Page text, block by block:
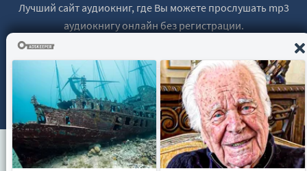
Ýíåðãèÿ íàøèõ ìûñëåé
Ýíåðãèÿ íàøèõ ìûñëåé
Ýíåðãèÿ íàøèõ ìûñëåé
Ýíåðãèÿ íàøèõ ìûñëåé
Ýíåðãèÿ íàøèõ ìûñëåé
Ýíåðãèÿ íàøèõ ìûñëåé
Ýíåðãèÿ íàøèõ ìûñëåé
Лучший сайт аудиокниг, где Вы можете прослушать mp3
аудиокнигу онлайн без регистрации.
© 2021 - 2026 booksaudio-online.com Все права защищены.